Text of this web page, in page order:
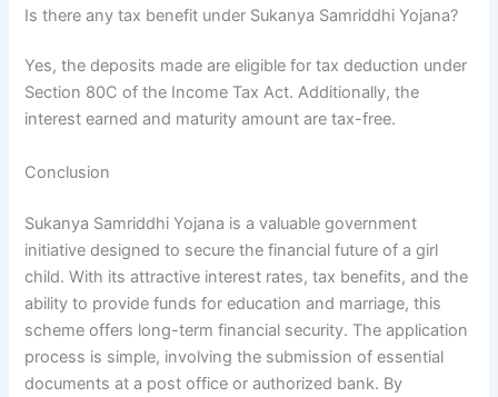
Is there any tax benefit under Sukanya Samriddhi Yojana?
Yes, the deposits made are eligible for tax deduction under
Section 80C of the Income Tax Act. Additionally, the
interest earned and maturity amount are tax-free.
Conclusion
Sukanya Samriddhi Yojana is a valuable government
initiative designed to secure the financial future of a girl
child. With its attractive interest rates, tax benefits, and the
ability to provide funds for education and marriage, this
scheme offers long-term financial security. The application
process is simple, involving the submission of essential
documents at a post office or authorized bank. By